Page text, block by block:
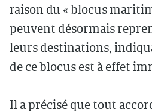
raison du « blocus
peuvent désormais
leurs destinations,
de ce blocus est à effet
Il a précisé que tout